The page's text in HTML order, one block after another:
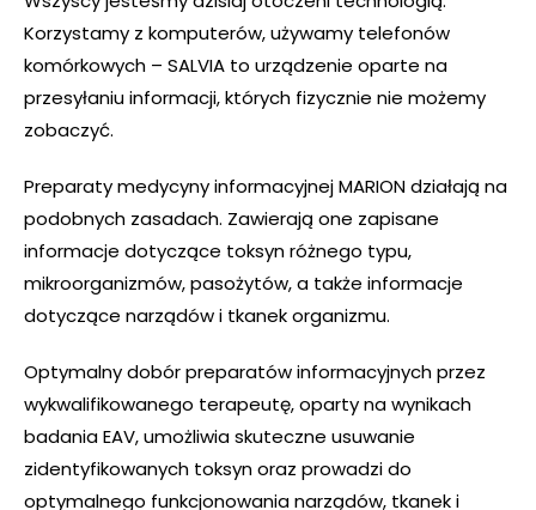
Korzystamy z komputerów, używamy telefonów
komórkowych – SALVIA to urządzenie oparte na
przesyłaniu informacji, których fizycznie nie możemy
zobaczyć.
Preparaty medycyny informacyjnej MARION działają na
podobnych zasadach. Zawierają one zapisane
informacje dotyczące toksyn różnego typu,
mikroorganizmów, pasożytów, a także informacje
dotyczące narządów i tkanek organizmu.
Optymalny dobór preparatów informacyjnych przez
wykwalifikowanego terapeutę, oparty na wynikach
badania EAV, umożliwia skuteczne usuwanie
zidentyfikowanych toksyn oraz prowadzi do
optymalnego funkcjonowania narządów, tkanek i